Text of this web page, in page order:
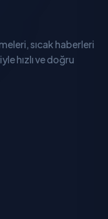
sıcak haberleri
hızlı ve doğru